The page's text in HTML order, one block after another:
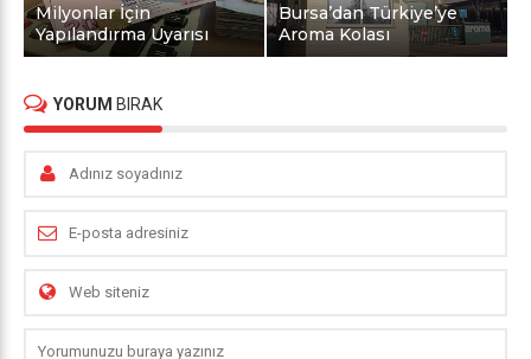
Milyonlar İçin
Yapılandırma Uyarısı
Bursa’dan Türkiye’ye
Aroma Kolası
YORUM BIRAK